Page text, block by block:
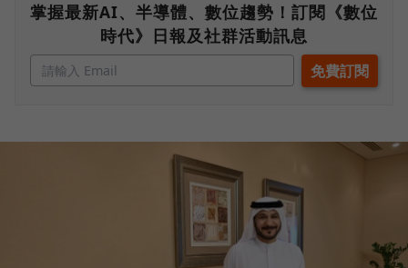
掌握最新AI、半導體、數位趨勢！訂閱《數位
時代》日報及社群活動訊息